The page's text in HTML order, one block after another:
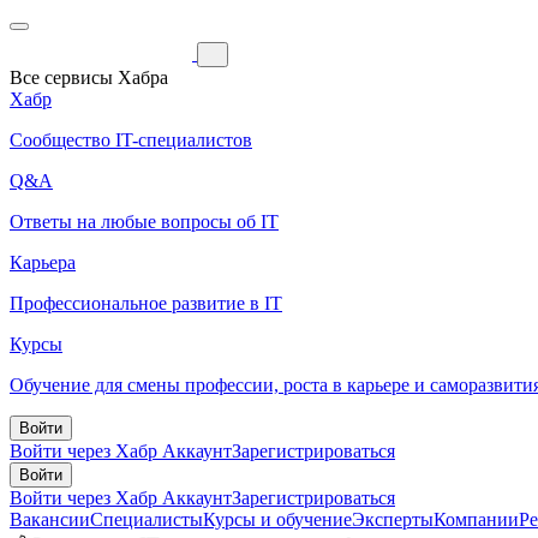
Все сервисы Хабра
Хабр
Сообщество IT-специалистов
Q&A
Ответы на любые вопросы об IT
Карьера
Профессиональное развитие в IT
Курсы
Обучение для смены профессии, роста в карьере и
Войти
Войти через Хабр АккаунтЗарегистрироваться
Войти
Войти через Хабр АккаунтЗарегистрироваться
ВакансииСпециалистыКурсы и обучениеЭкспертыКомпании